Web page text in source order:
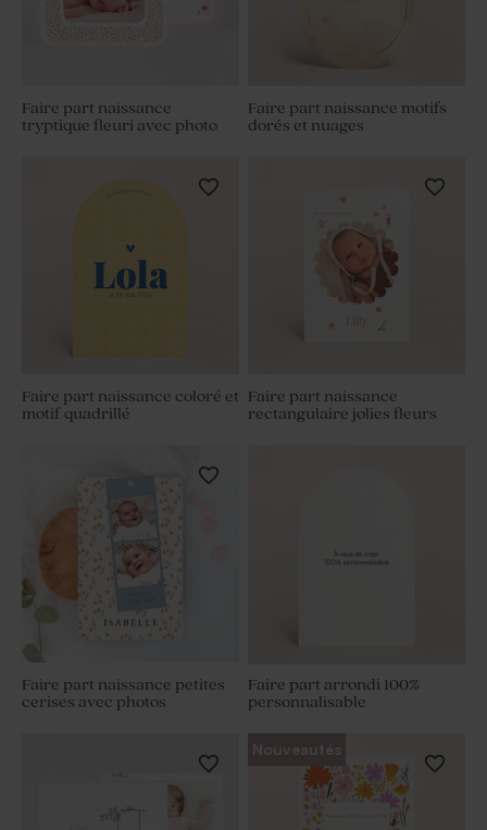
Faire part arrondi 100%
personnalisable
Faire part naissance
tryptique fleuri avec photo
Faire part naissance motifs
dorés et nuages
Faire part naissance coloré et
motif quadrillé
Faire part naissance
rectangulaire jolies fleurs
Faire part naissance petites
cerises avec photos
Nouveautés